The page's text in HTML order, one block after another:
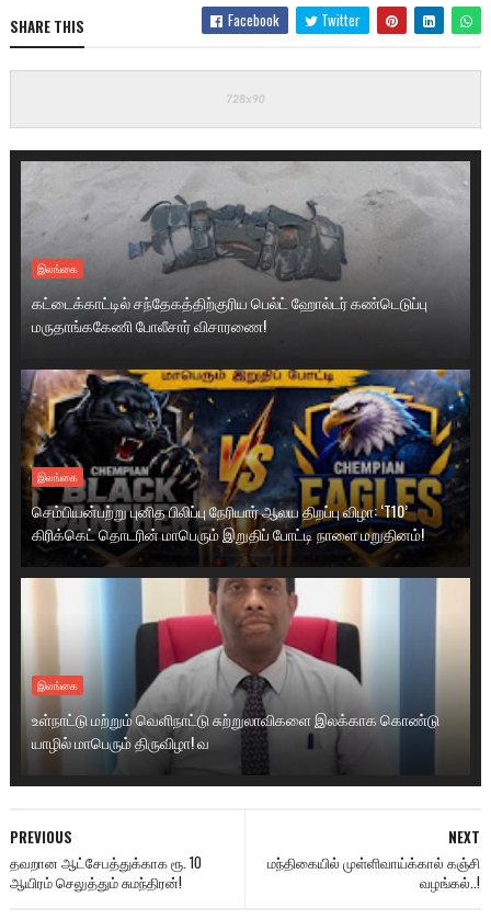
SHARE THIS Facebook Twitter
இலங்கை
கட்டைக்காட்டில் சந்தேகத்திற்குரிய பெல்ட் ஹோல்டர் கண்டெடுப்பு
மருதாங்ககேணி போலீசார் விசாரணை!
இலங்கை
செம்பியன்பற்று புனித பிலிப்பு நேரியார் ஆலய திறப்பு விழா: ‘T10’
கிரிக்கெட் தொடரின் மாபெரும் இறுதிப் போட்டி நாளை மறுதினம்!
இலங்கை
உள்நாட்டு மற்றும் வெளிநாட்டு சுற்றுலாவிகளை இலக்காக கொண்டு
யாழில் மாபெரும் திருவிழா! வ
NEXT
மந்திகையில் முள்ளிவாய்க்கால் கஞ்சி
வழங்கல்..!
PREVIOUS
தவறான ஆட்சேபத்துக்காக ரூ. 10
ஆயிரம் செலுத்தும் சுமந்திரன்!